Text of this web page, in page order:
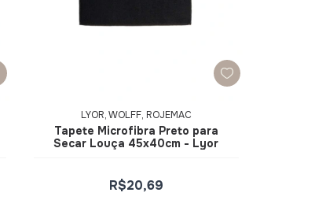
LYOR, WOLFF, ROJEMAC
Tapete Microfibra Preto para
Secar Louça 45x40cm - Lyor
R$20,69